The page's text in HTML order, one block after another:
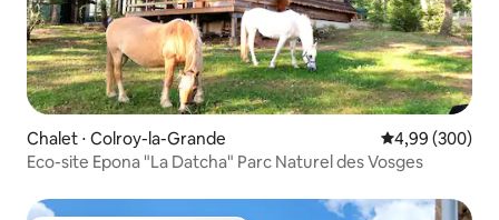
Chalet ⋅ Colroy-la-Grande Évaluation
4,99 (300)
Eco-site Epona "La Datcha" Parc Naturel des Vosges